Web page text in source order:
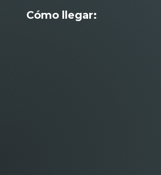
Cómo llegar: